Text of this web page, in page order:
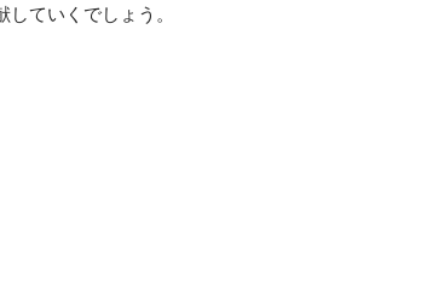
ていくでしょう。